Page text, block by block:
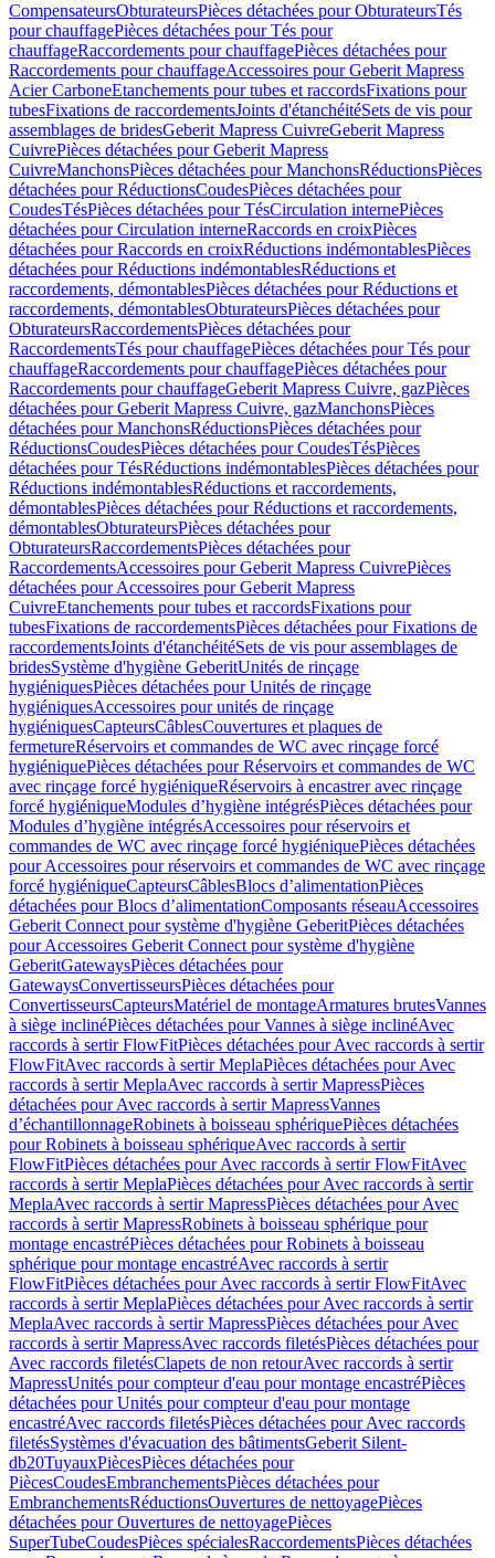
CompensateursObturateursPièces détachées pour ObturateursTés
pour chauffagePièces détachées pour Tés pour
chauffageRaccordements pour chauffagePièces détachées pour
Raccordements pour chauffageAccessoires pour Geberit Mapress
Acier CarboneEtanchements pour tubes et raccordsFixations pour
tubesFixations de raccordementsJoints d'étanchéitéSets de vis pour
assemblages de bridesGeberit Mapress CuivreGeberit Mapress
CuivrePièces détachées pour Geberit Mapress
CuivreManchonsPièces détachées pour ManchonsRéductionsPièces
détachées pour RéductionsCoudesPièces détachées pour
CoudesTésPièces détachées pour TésCirculation internePièces
détachées pour Circulation interneRaccords en croixPièces
détachées pour Raccords en croixRéductions indémontablesPièces
détachées pour Réductions indémontablesRéductions et
raccordements, démontablesPièces détachées pour Réductions et
raccordements, démontablesObturateursPièces détachées pour
ObturateursRaccordementsPièces détachées pour
RaccordementsTés pour chauffagePièces détachées pour Tés pour
chauffageRaccordements pour chauffagePièces détachées pour
Raccordements pour chauffageGeberit Mapress Cuivre, gazPièces
détachées pour Geberit Mapress Cuivre, gazManchonsPièces
détachées pour ManchonsRéductionsPièces détachées pour
RéductionsCoudesPièces détachées pour CoudesTésPièces
détachées pour TésRéductions indémontablesPièces détachées pour
Réductions indémontablesRéductions et raccordements,
démontablesPièces détachées pour Réductions et raccordements,
démontablesObturateursPièces détachées pour
ObturateursRaccordementsPièces détachées pour
RaccordementsAccessoires pour Geberit Mapress CuivrePièces
détachées pour Accessoires pour Geberit Mapress
CuivreEtanchements pour tubes et raccordsFixations pour
tubesFixations de raccordementsPièces détachées pour Fixations de
raccordementsJoints d'étanchéitéSets de vis pour assemblages de
bridesSystème d'hygiène GeberitUnités de rinçage
hygiéniquesPièces détachées pour Unités de rinçage
hygiéniquesAccessoires pour unités de rinçage
hygiéniquesCapteursCâblesCouvertures et plaques de
fermetureRéservoirs et commandes de WC avec rinçage forcé
hygiéniquePièces détachées pour Réservoirs et commandes de WC
avec rinçage forcé hygiéniqueRéservoirs à encastrer avec rinçage
forcé hygiéniqueModules d’hygiène intégrésPièces détachées pour
Modules d’hygiène intégrésAccessoires pour réservoirs et
commandes de WC avec rinçage forcé hygiéniquePièces détachées
pour Accessoires pour réservoirs et commandes de WC avec rinçage
forcé hygiéniqueCapteursCâblesBlocs d’alimentationPièces
détachées pour Blocs d’alimentationComposants réseauAccessoires
Geberit Connect pour système d'hygiène GeberitPièces détachées
pour Accessoires Geberit Connect pour système d'hygiène
GeberitGatewaysPièces détachées pour
GatewaysConvertisseursPièces détachées pour
ConvertisseursCapteursMatériel de montageArmatures brutesVannes
à siège inclinéPièces détachées pour Vannes à siège inclinéAvec
raccords à sertir FlowFitPièces détachées pour Avec raccords à sertir
FlowFitAvec raccords à sertir MeplaPièces détachées pour Avec
raccords à sertir MeplaAvec raccords à sertir MapressPièces
détachées pour Avec raccords à sertir MapressVannes
d’échantillonnageRobinets à boisseau sphériquePièces détachées
pour Robinets à boisseau sphériqueAvec raccords à sertir
FlowFitPièces détachées pour Avec raccords à sertir FlowFitAvec
raccords à sertir MeplaPièces détachées pour Avec raccords à sertir
MeplaAvec raccords à sertir MapressPièces détachées pour Avec
raccords à sertir MapressRobinets à boisseau sphérique pour
montage encastréPièces détachées pour Robinets à boisseau
sphérique pour montage encastréAvec raccords à sertir
FlowFitPièces détachées pour Avec raccords à sertir FlowFitAvec
raccords à sertir MeplaPièces détachées pour Avec raccords à sertir
MeplaAvec raccords à sertir MapressPièces détachées pour Avec
raccords à sertir MapressAvec raccords filetésPièces détachées pour
Avec raccords filetésClapets de non retourAvec raccords à sertir
MapressUnités pour compteur d'eau pour montage encastréPièces
détachées pour Unités pour compteur d'eau pour montage
encastréAvec raccords filetésPièces détachées pour Avec raccords
filetésSystèmes d'évacuation des bâtimentsGeberit Silent-
db20TuyauxPiècesPièces détachées pour
PiècesCoudesEmbranchementsPièces détachées pour
EmbranchementsRéductionsOuvertures de nettoyagePièces
détachées pour Ouvertures de nettoyagePièces
SuperTubeCoudesPièces spécialesRaccordementsPièces détachées